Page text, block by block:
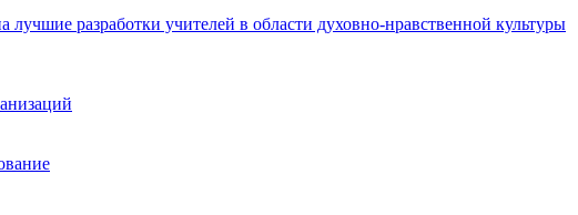
разработки учителей в области духовно-нравственной культуры